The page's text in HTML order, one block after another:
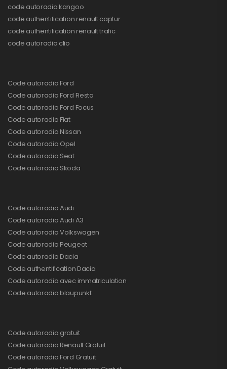
code autoradio kangoo
code authentification renault captur
code authentification renault trafic
code autoradio clio
Code autoradio Ford
Code autoradio Ford Fiesta
Code autoradio Ford Focus
Code autoradio Fiat
Code autoradio Nissan
Code autoradio Opel
Code autoradio Seat
Code autoradio Skoda
Code autoradio Audi
Code autoradio Audi A3
Code autoradio Volkswagen
Code autoradio Peugeot
Code autoradio Dacia
Code authentification Dacia
Code autoradio avec immatriculation
Code autoradio blaupunkt
Code autoradio gratuit
Code autoradio Renault Gratuit
Code autoradio Ford Gratuit